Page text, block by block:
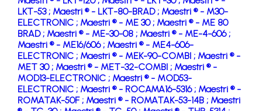
LKT-53 ; Maestri ® - LKT-80-BRAD ; Maestri ® - M30-
ELECTRONIC ; Maestri ® - ME 30 ; Maestri ® - ME 80
BRAD ; Maestri ® - ME-30-08 ; Maestri ® - ME-4-606 ;
Maestri ® - ME16/606 ; Maestri ® - ME4-606-
ELECTRONIC ; Maestri ® - MEK-90-COMBI ; Maestri ® -
MET 30 ; Maestri ® - MET-32-COMBI ; Maestri ® -
MOD13-ELECTRONIC ; Maestri ® - MOD53-
ELECTRONIC ; Maestri ® - ROCAMA16-5316 ; Maestri ® -
ROMATAK-50F ; Maestri ® - ROMATAK-53-14B ; Maestri